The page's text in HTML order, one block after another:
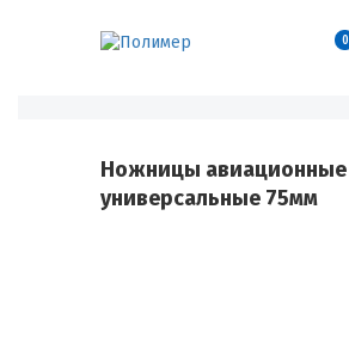
0
Ножницы авиационные
универсальные 75мм